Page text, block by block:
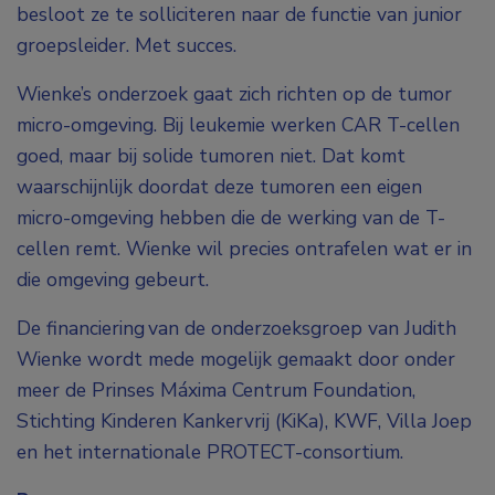
besloot ze te solliciteren naar de functie van junior
groepsleider. Met succes.
Wienke’s onderzoek gaat zich richten op de tumor
micro-omgeving. Bij leukemie werken CAR T-cellen
goed, maar bij solide tumoren niet. Dat komt
waarschijnlijk doordat deze tumoren een eigen
micro-omgeving hebben die de werking van de T-
cellen remt. Wienke wil precies ontrafelen wat er in
die omgeving gebeurt.
De financiering van de onderzoeksgroep van Judith
Wienke wordt mede mogelijk gemaakt door onder
meer de Prinses Máxima Centrum Foundation,
Stichting Kinderen Kankervrij (KiKa), KWF, Villa Joep
en het internationale PROTECT-consortium.